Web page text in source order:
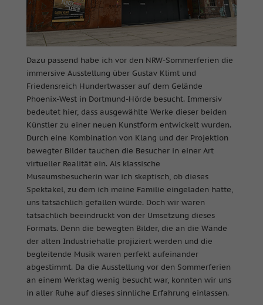
Dazu passend habe ich vor den NRW-Sommerferien die
immersive Ausstellung über Gustav Klimt und
Friedensreich Hundertwasser auf dem Gelände
Phoenix-West in Dortmund-Hörde besucht. Immersiv
bedeutet hier, dass ausgewählte Werke dieser beiden
Künstler zu einer neuen Kunstform entwickelt wurden.
Durch eine Kombination von Klang und der Projektion
bewegter Bilder tauchen die Besucher in einer Art
virtueller Realität ein. Als klassische
Museumsbesucherin war ich skeptisch, ob dieses
Spektakel, zu dem ich meine Familie eingeladen hatte,
uns tatsächlich gefallen würde. Doch wir waren
tatsächlich beeindruckt von der Umsetzung dieses
Formats. Denn die bewegten Bilder, die an die Wände
der alten Industriehalle projiziert werden und die
begleitende Musik waren perfekt aufeinander
abgestimmt. Da die Ausstellung vor den Sommerferien
an einem Werktag wenig besucht war, konnten wir uns
in aller Ruhe auf dieses sinnliche Erfahrung einlassen.